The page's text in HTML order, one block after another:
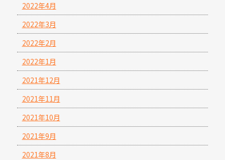
2022年4月
2022年3月
2022年2月
2022年1月
2021年12月
2021年11月
2021年10月
2021年9月
2021年8月